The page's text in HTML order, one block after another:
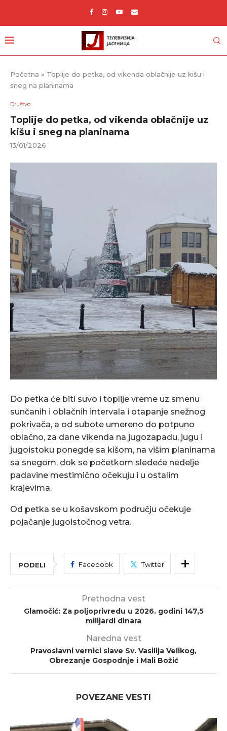
Početna » Toplije do petka, od vikenda oblačnije uz kišu i
sneg na planinama
Društvo
Toplije do petka, od vikenda oblačnije uz
kišu i sneg na planinama
13/01/2026
Do petka će biti suvo i toplije vreme uz smenu
sunčanih i oblačnih intervala i otapanje snežnog
pokrivača, a od subote umereno do potpuno
oblačno, za dane vikenda na jugozapadu, jugu i
jugoistoku ponegde sa kišom, na višim planinama
sa snegom, dok se početkom sledeće nedelje
padavine mestimično očekuju i u ostalim
krajevima.
Od petka se u košavskom području očekuje
pojačanje jugoistočnog vetra.
PODELI Facebook Twitter
Prethodna vest
Glamočić: Za poljoprivredu u 2026. godini 147,5
milijardi dinara
Naredna vest
Pravoslavni vernici slave Sv. Vasilija Velikog,
Obrezanje Gospodnje i Mali Božić
POVEZANE VESTI